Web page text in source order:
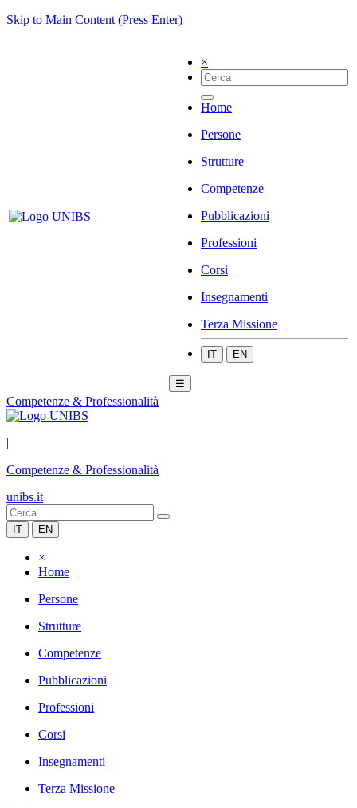
Skip to Main Content (Press Enter)
×
Home
Persone
Strutture
Competenze
Pubblicazioni
Professioni
Corsi
Insegnamenti
Terza Missione
IT EN
☰
Competenze & Professionalità
|
Competenze & Professionalità
unibs.it
IT EN
×
Home
Persone
Strutture
Competenze
Pubblicazioni
Professioni
Corsi
Insegnamenti
Terza Missione